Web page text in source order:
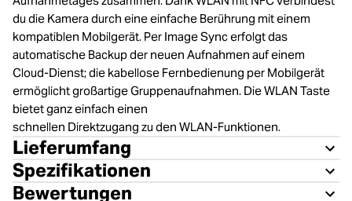
du die Kamera durch eine einfache Berührung mit einem
kompatiblen Mobilgerät. Per Image Sync erfolgt das
automatische Backup der neuen Aufnahmen auf einem
Cloud-Dienst; die kabellose Fernbedienung per Mobilgerät
ermöglicht großartige Gruppenaufnahmen. Die WLAN Taste
bietet ganz einfach einen
schnellen Direktzugang zu den WLAN-Funktionen.
Lieferumfang
Spezifikationen
Bewertungen